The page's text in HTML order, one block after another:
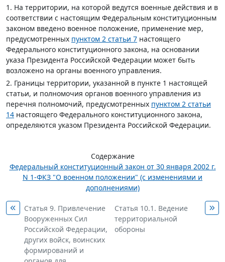
1. На территории, на которой ведутся военные действия и в
соответствии с настоящим Федеральным конституционным
законом введено военное положение, применение мер,
предусмотренных пунктом 2 статьи 7 настоящего
Федерального конституционного закона, на основании
указа Президента Российской Федерации может быть
возложено на органы военного управления.
2. Границы территории, указанной в пункте 1 настоящей
статьи, и полномочия органов военного управления из
перечня полномочий, предусмотренных пунктом 2 статьи
14 настоящего Федерального конституционного закона,
определяются указом Президента Российской Федерации.
Содержание
Федеральный конституционный закон от 30 января 2002 г.
N 1-ФКЗ "О военном положении" (с изменениями и
дополнениями)
Статья 9. Привлечение
Вооруженных Сил
Российской Федерации,
других войск, воинских
формирований и
Статья 10.1. Ведение
территориальной
обороны